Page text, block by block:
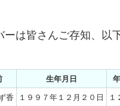
ーは皆さんご存知、以
生年月日
香 １９９７年１２月２０日 １